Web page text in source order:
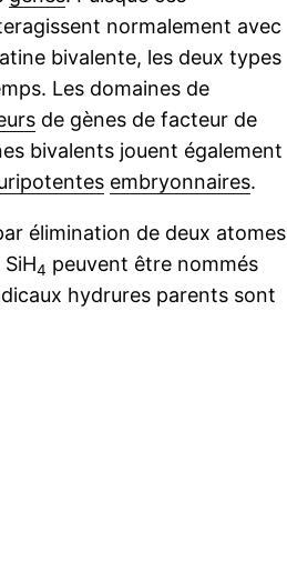
normalement avec
bivalente, les deux types
Les domaines de
de gènes de facteur de
bivalents jouent également
embryonnaires.
élimination de deux atomes
4 peuvent être nommés
hydrures parents sont